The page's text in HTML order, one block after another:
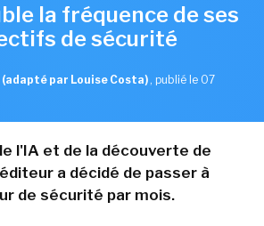
la fréquence de ses
de sécurité
(adapté par Louise Costa) , publié le 07
l'IA et de la découverte de
a décidé de passer à
de sécurité par mois.